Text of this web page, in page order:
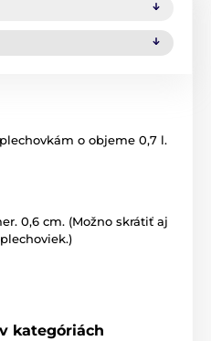
o objeme 0,7 l.
0,6 cm. (Možno skrátiť aj
.)
kategóriách